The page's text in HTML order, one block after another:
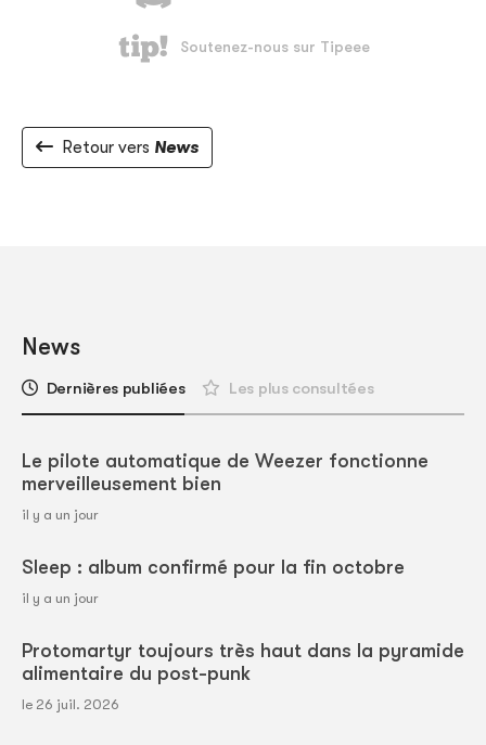
Retour vers News
News
Dernières publiées Les plus consultées
Le pilote automatique de Weezer fonctionne
merveilleusement bien
il y a un jour
Sleep : album confirmé pour la fin octobre
il y a un jour
Protomartyr toujours très haut dans la pyramide
alimentaire du post-punk
le 26 juil. 2026